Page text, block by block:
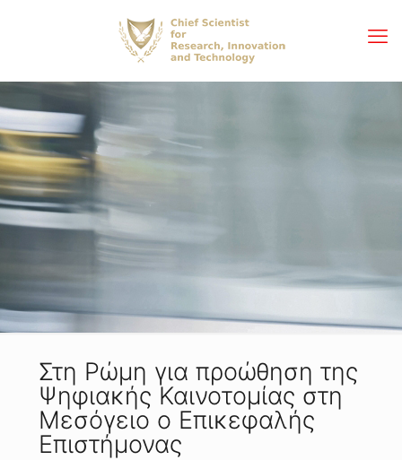
Στη Ρώμη για προώθηση της
Ψηφιακής Καινοτομίας στη
Μεσόγειο ο Επικεφαλής
Επιστήμονας